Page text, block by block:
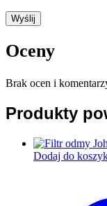
Oceny
Brak ocen i
Produkty
Dodaj do